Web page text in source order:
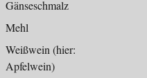
Gänseschmalz
Mehl
Weißwein (hier:
Apfelwein)